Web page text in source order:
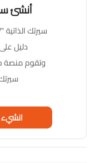
أنشئ
سيرتك الذاتية "CV" هي أول مستند وأول
دليل
وتقوم منصة
انشيء